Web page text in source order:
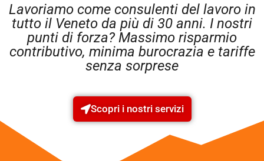
Lavoriamo come consulenti del lavoro in
tutto il Veneto da più di 30 anni. I nostri
punti di forza? Massimo risparmio
contributivo, minima burocrazia e tariffe
senza sorprese
Scopri i nostri servizi